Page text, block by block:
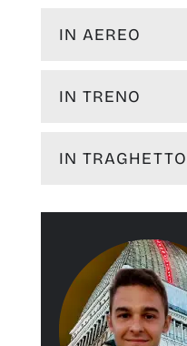
IN AEREO
IN TRENO
IN TRAGHETTO